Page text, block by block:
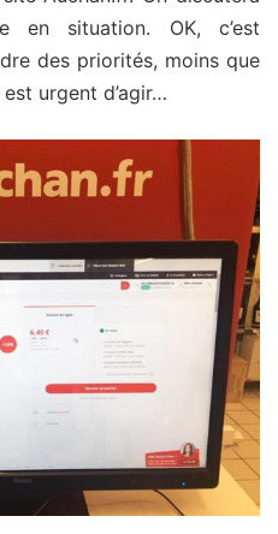
en situation. OK, c’est
des priorités, moins que
urgent d’agir…